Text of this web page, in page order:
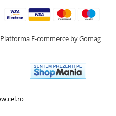
Platforma E-commerce by Gomag